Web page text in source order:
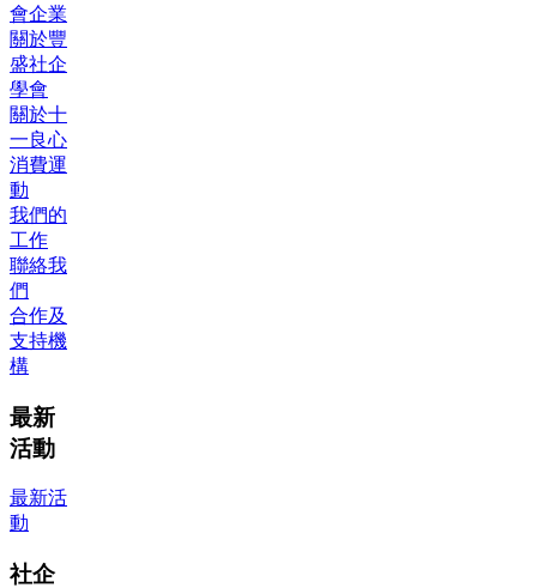
會企業
關於豐
盛社企
學會
關於十
一良心
消費運
動
我們的
工作
聯絡我
們
合作及
支持機
構
最新
活動
最新活
動
社企